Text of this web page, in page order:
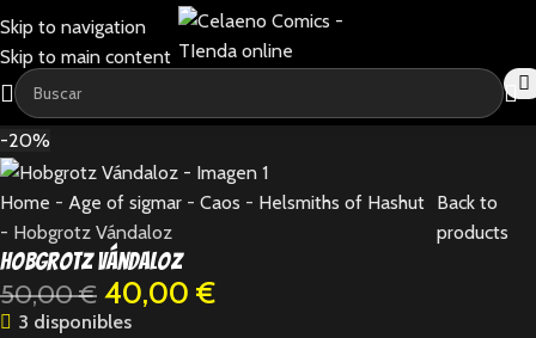
Skip to navigation
Skip to main content
-20%
Home - Age of sigmar - Caos - Helsmiths of Hashut
- Hobgrotz Vándaloz
Back to
products
Hobgrotz Vándaloz
50,00€ 40,00 €
3 disponibles